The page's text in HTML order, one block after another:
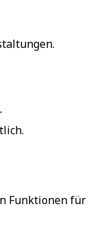
Funktionen für